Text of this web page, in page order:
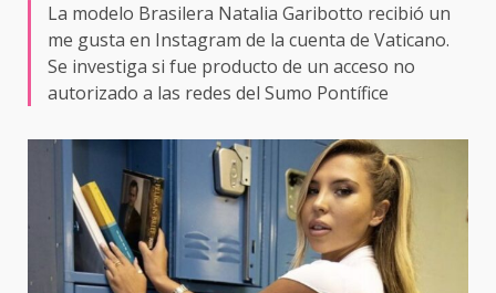
La modelo Brasilera Natalia Garibotto recibió un
me gusta en Instagram de la cuenta de Vaticano.
Se investiga si fue producto de un acceso no
autorizado a las redes del Sumo Pontífice